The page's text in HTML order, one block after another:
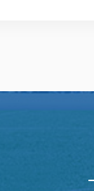
–